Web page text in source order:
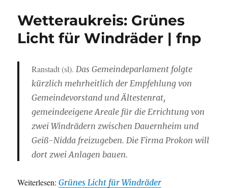
Wetteraukreis: Grünes
Licht für Windräder | fnp
Ranstadt (sl). Das Gemeindeparlament folgte
kürzlich mehrheitlich der Empfehlung von
Gemeindevorstand und Ältestenrat,
gemeindeeigene Areale für die Errichtung von
zwei Windrädern zwischen Dauernheim und
Geiß-Nidda freizugeben. Die Firma Prokon will
dort zwei Anlagen bauen.
Weiterlesen:Grünes Licht für Windräder